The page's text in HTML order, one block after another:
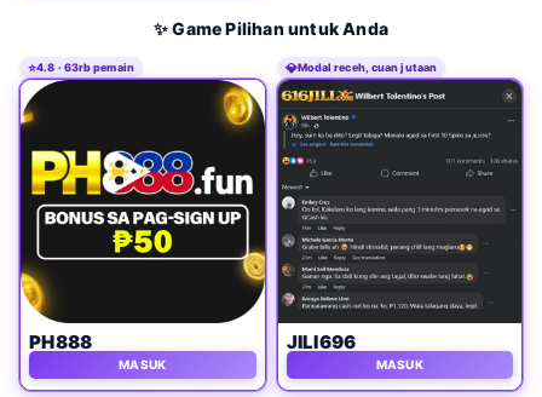
✨ Game Pilihan untuk Anda
⭐4.8 · 63rb pemain
PH888
MASUK
💎Modal receh, cuan jutaan
JILI696
MASUK